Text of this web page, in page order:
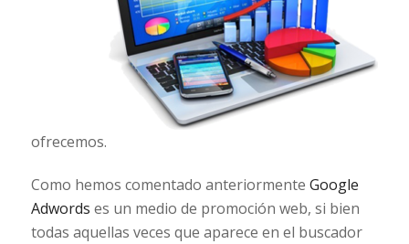
ofrecemos.
Como hemos comentado anteriormente Google
Adwords es un medio de promoción web, si bien
todas aquellas veces que aparece en el buscador